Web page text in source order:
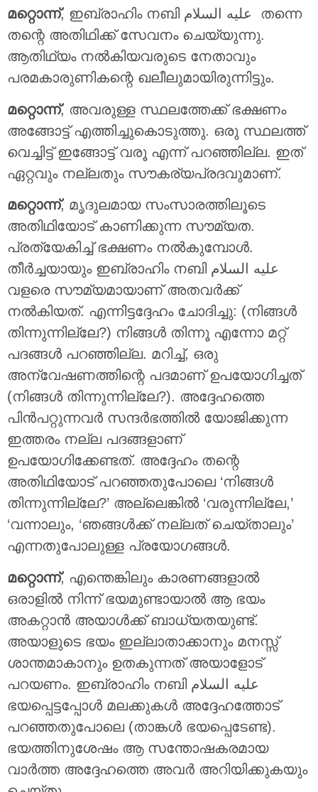
മറ്റൊന്ന്, ഇബ്രാഹിം നബി عليه السلام തന്നെ
തന്റെ അതിഥിക്ക് സേവനം ചെയ്യുന്നു.
ആതിഥ്യം നല്‍കിയവരുടെ നേതാവും
പരമകാരുണികന്റെ ഖലീലുമായിരുന്നിട്ടും.
മറ്റൊന്ന്, അവരുള്ള സ്ഥലത്തേക്ക് ഭക്ഷണം
അങ്ങോട്ട് എത്തിച്ചുകൊടുത്തു. ഒരു സ്ഥലത്ത്
വെച്ചിട്ട് ഇങ്ങോട്ട് വരൂ എന്ന് പറഞ്ഞില്ല. ഇത്
ഏറ്റവും നല്ലതും സൗകര്യപ്രദവുമാണ്.
മറ്റൊന്ന്, മൃദുലമായ സംസാരത്തിലൂടെ
അതിഥിയോട് കാണിക്കുന്ന സൗമ്യത.
പ്രത്യേകിച്ച് ഭക്ഷണം നല്‍കുമ്പോള്‍.
തീര്‍ച്ചയായും ഇബ്രാഹിം നബി عليه السلام
വളരെ സൗമ്യമായാണ് അതവര്‍ക്ക്
നല്‍കിയത്. എന്നിട്ടദ്ദേഹം ചോദിച്ചു: (നിങ്ങള്‍
തിന്നുന്നില്ലേ?) നിങ്ങള്‍ തിന്നൂ എന്നോ മറ്റ്
പദങ്ങള്‍ പറഞ്ഞില്ല. മറിച്ച്, ഒരു
അന്വേഷണത്തിന്റെ പദമാണ് ഉപയോഗിച്ചത്
(നിങ്ങള്‍ തിന്നുന്നില്ലേ?). അദ്ദേഹത്തെ
പിന്‍പറ്റുന്നവര്‍ സന്ദര്‍ഭത്തില്‍ യോജിക്കുന്ന
ഇത്തരം നല്ല പദങ്ങളാണ്
ഉപയോഗിക്കേണ്ടത്. അദ്ദേഹം തന്റെ
അതിഥിയോട് പറഞ്ഞതുപോലെ ‘നിങ്ങള്‍
തിന്നുന്നില്ലേ?’ അല്ലെങ്കില്‍ ‘വരുന്നില്ലേ,’
‘വന്നാലും, ‘ഞങ്ങള്‍ക്ക് നല്ലത് ചെയ്താലും’
എന്നതുപോലുള്ള പ്രയോഗങ്ങള്‍.
മറ്റൊന്ന്, എന്തെങ്കിലും കാരണങ്ങളാല്‍
ഒരാളിൽ നിന്ന് ഭയമുണ്ടായാല്‍ ആ ഭയം
അകറ്റാന്‍ അയാള്‍ക്ക് ബാധ്യതയുണ്ട്.
അയാളുടെ ഭയം ഇല്ലാതാക്കാനും മനസ്സ്
ശാന്തമാകാനും ഉതകുന്നത് അയാളോട്
പറയണം. ഇബ്രാഹിം നബി عليه السلام
ഭയപ്പെട്ടപ്പോള്‍ മലക്കുകള്‍ അദ്ദേഹത്തോട്
പറഞ്ഞതുപോലെ (താങ്കള്‍ ഭയപ്പെടേണ്ട).
ഭയത്തിനുശേഷം ആ സന്തോഷകരമായ
വാര്‍ത്ത അദ്ദേഹത്തെ അവര്‍ അറിയിക്കുകയും